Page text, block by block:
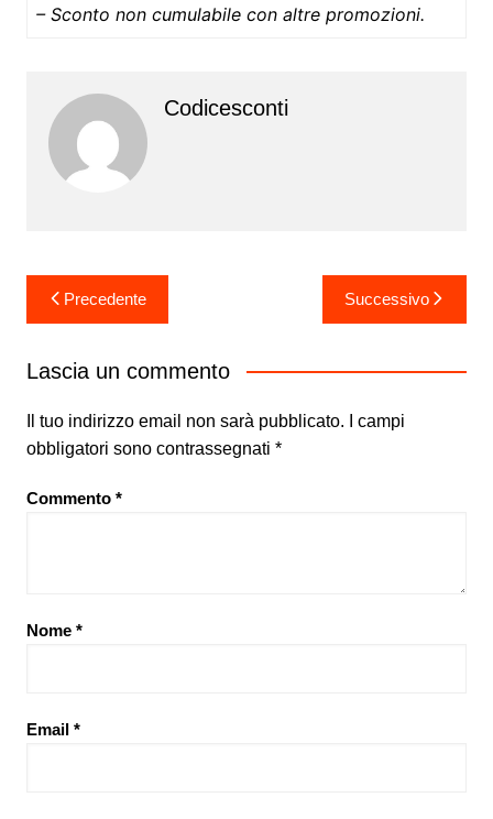
– Sconto non cumulabile con altre promozioni.
Codicesconti
Navigazione
articoli
Precedente Successivo
Lascia un commento
Il tuo indirizzo email non sarà pubblicato.
I campi
obbligatori sono contrassegnati *
Commento *
Nome *
Email *